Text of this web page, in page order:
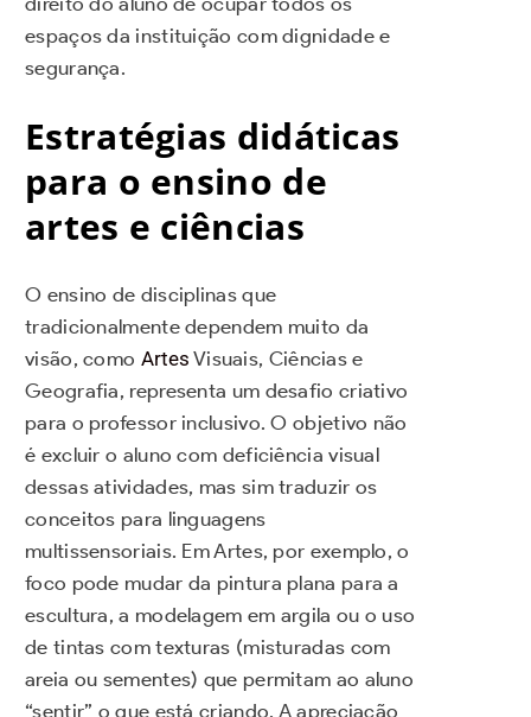
espaços da instituição com dignidade e
segurança.
Estratégias didáticas
para o ensino de
artes e ciências
O ensino de disciplinas que
tradicionalmente dependem muito da
visão, como Artes Visuais, Ciências e
Geografia, representa um desafio criativo
para o professor inclusivo. O objetivo não
é excluir o aluno com deficiência visual
dessas atividades, mas sim traduzir os
conceitos para linguagens
multissensoriais. Em Artes, por exemplo, o
foco pode mudar da pintura plana para a
escultura, a modelagem em argila ou o uso
de tintas com texturas (misturadas com
areia ou sementes) que permitam ao aluno
“sentir” o que está criando. A apreciação